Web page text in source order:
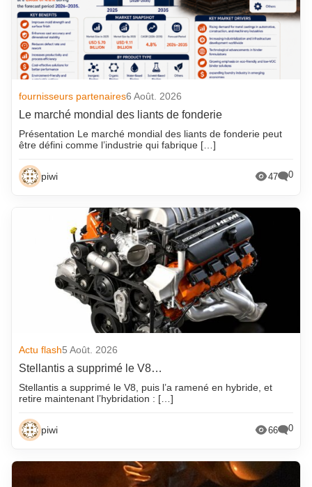
fournisseurs partenaires6 Août. 2026
Le marché mondial des liants de fonderie
Présentation Le marché mondial des liants de fonderie peut
être défini comme l’industrie qui fabrique […]
piwi 47 0
Actu flash5 Août. 2026
Stellantis a supprimé le V8…
Stellantis a supprimé le V8, puis l’a ramené en hybride, et
retire maintenant l’hybridation : […]
piwi 66 0